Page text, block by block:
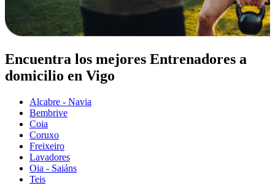
Encuentra los mejores Entrenadores a
domicilio en Vigo
Alcabre - Navia
Bembrive
Coia
Coruxo
Freixeiro
Lavadores
Oia - Saiáns
Teis